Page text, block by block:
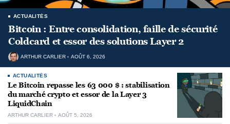
ACTUALITÉS
Bitcoin : Entre consolidation, faille de sécurité
Coldcard et essor des solutions Layer 2
ARTHUR CARLIER AOÛT 6, 2026
ACTUALITÉS
Le Bitcoin repasse les 63 000 $ : stabilisation
du marché crypto et essor de la Layer 3
LiquidChain
ARTHUR CARLIER AOÛT 5, 2026